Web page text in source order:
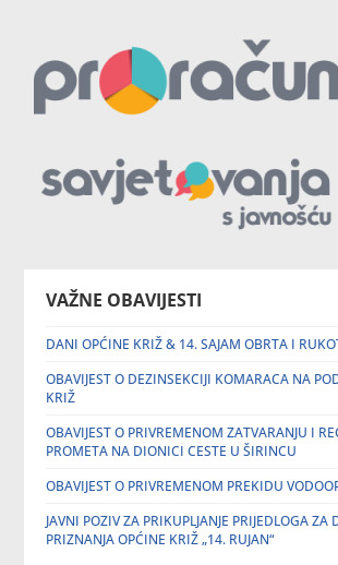
VAŽNE OBAVIJESTI
DANI OPĆINE KRIŽ & 14. SAJAM OBRTA I
OBAVIJEST O DEZINSEKCIJI KOMARACA NA
KRIŽ
OBAVIJEST O PRIVREMENOM ZATVARANJU I
PROMETA NA DIONICI CESTE U ŠIRINCU
OBAVIJEST O PRIVREMENOM PREKIDU
JAVNI POZIV ZA PRIKUPLJANJE PRIJEDLOGA ZA
PRIZNANJA OPĆINE KRIŽ „14. RUJAN“